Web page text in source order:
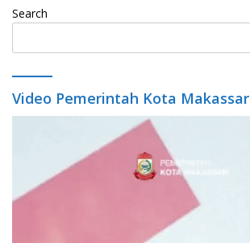
Search
Video Pemerintah Kota Makassar